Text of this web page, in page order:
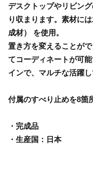
デスクトップやリビン
り収まります。素材に
成材） を使用。
置き方を変えることが
てコーディネートが可
インで、マルチな活躍し
付属のすべり止めを8箇
・完成品
・生産国：日本